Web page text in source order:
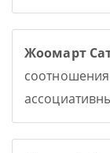
Жоомарт